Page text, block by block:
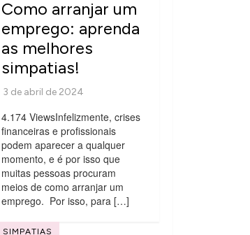
Como arranjar um
emprego: aprenda
as melhores
simpatias!
4.174 ViewsInfelizmente, crises
financeiras e profissionais
podem aparecer a qualquer
momento, e é por isso que
muitas pessoas procuram
meios de como arranjar um
emprego. Por isso, para […]
SIMPATIAS